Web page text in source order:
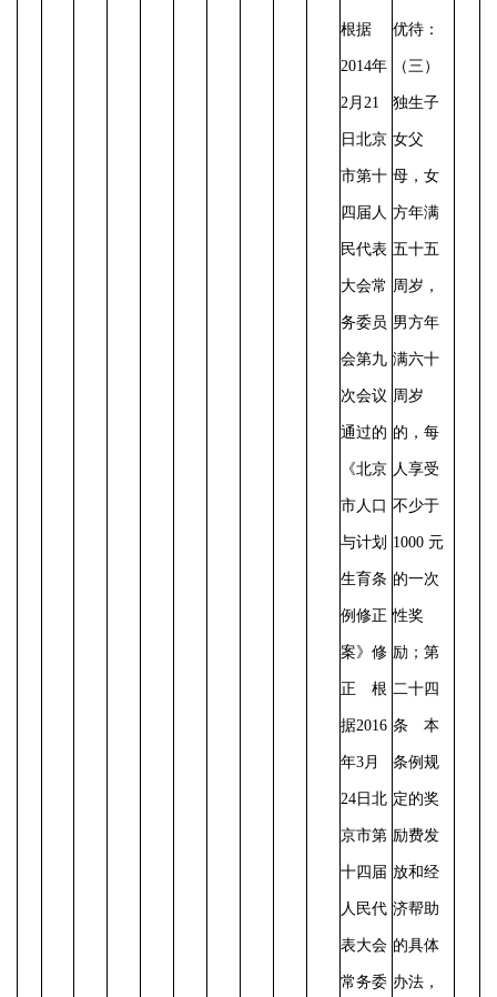
根据
2014年
2月21
日北京
市第十
四届人
民代表
大会常
务委员
会第九
次会议
通过的
《北京
市人口
与计划
生育条
例修正
案》修
正 根
据2016
年3月
24日北
京市第
十四届
人民代
表大会
常务委
优待：
（三）
独生子
女父
母，女
方年满
五十五
周岁，
男方年
满六十
周岁
的，每
人享受
不少于
1000 元
的一次
性奖
励； 第
二十四
条 本
条例规
定的奖
励费发
放和经
济帮助
的具体
办法，